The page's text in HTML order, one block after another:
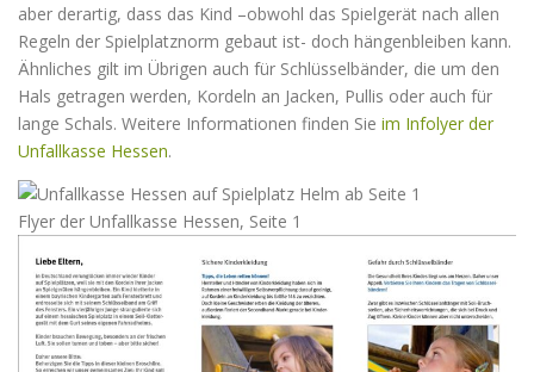
aber derartig, dass das Kind –obwohl das Spielgerät nach allen
Regeln der Spielplatznorm gebaut ist- doch hängenbleiben kann.
Ähnliches gilt im Übrigen auch für Schlüsselbänder, die um den
Hals getragen werden, Kordeln an Jacken, Pullis oder auch für
lange Schals. Weitere Informationen finden Sie im Infolyer der
Unfallkasse Hessen.
Flyer der Unfallkasse Hessen, Seite 1